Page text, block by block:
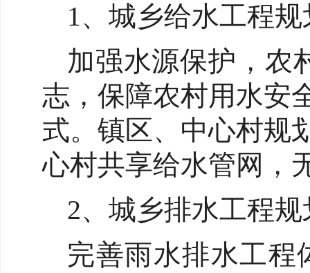
1、城乡给水工程规
加强水源保护，农
志，保障农村用水安
式。镇区、中心村规
心村共享给水管网，
2、城乡排水工程规
完善雨水排水工程